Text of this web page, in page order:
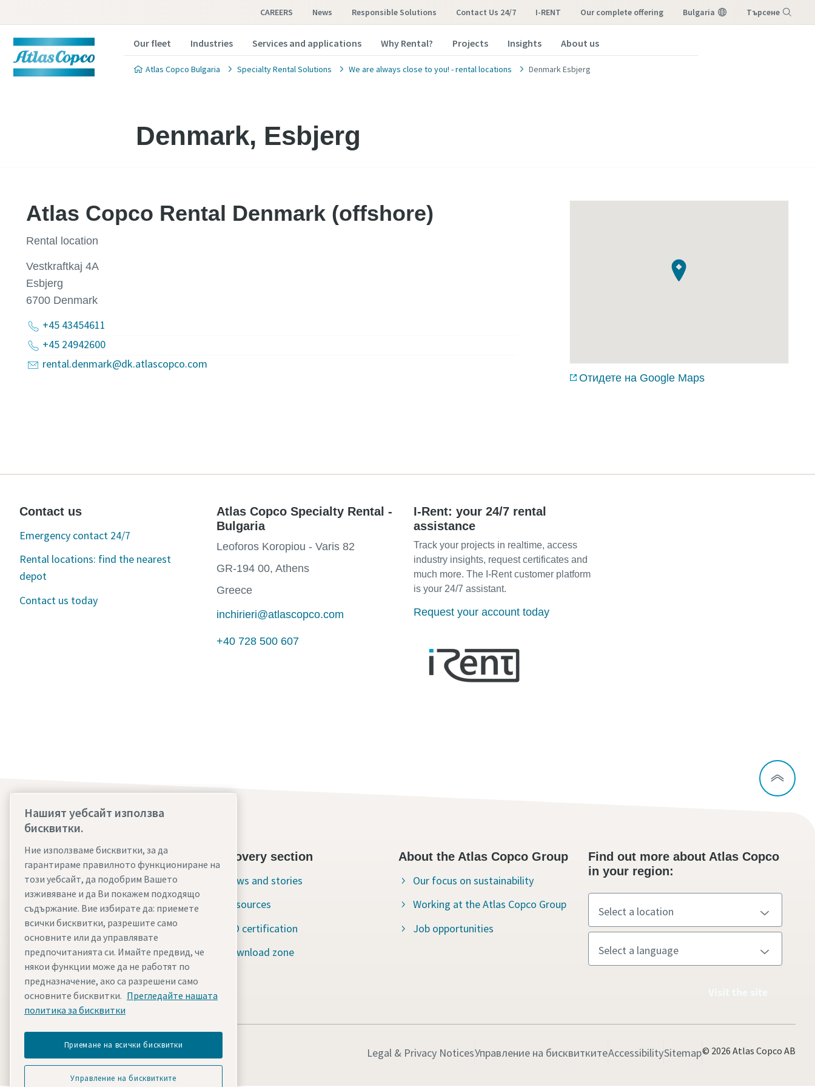
CAREERS News Responsible Solutions Contact Us 24/7 I-RENT our complete offering Bulgaria Търсене
Our fleet Industries Services and applications Why Rental? Projects Insights About us
Atlas Copco Bulgaria Specialty Rental Solutions We are always close to you! - rental locations Denmark Esbjerg
Denmark, Esbjerg
Atlas Copco Rental Denmark (offshore)
Rental location
Vestkraftkaj 4A
Esbjerg
6700 Denmark
+45 43454611
+45 24942600
rental.denmark@dk.atlascopco.com
Отидете на Google Maps
Contact us
Emergency contact 24/7
Rental locations: find the nearest
depot
Contact us today
Atlas Copco Specialty Rental -
Bulgaria
Leoforos Koropiou - Varis 82
GR-194 00, Athens
Greece
inchirieri@atlascopco.com
+40 728 500 607
I-Rent: your 24/7 rental
assistance
Track your projects in realtime, access
industry insights, request certificates and
much more. The I-Rent customer platform
is your 24/7 assistant.
Request your account today
Contact us today
24/7 Emergency support
Our services
Fleet
Industries
Why rental?
Discovery section
News and stories
Resources
ISO certification
Download zone
About the Atlas Copco Group
Our focus on sustainability
Working at the Atlas Copco Group
Job opportunities
Find out more about Atlas Copco
in your region:
Legal & Privacy NoticesУправление на бисквиткитеAccessibilitySitemap© 2026 Atlas Copco AB
Нашият уебсайт използва
бисквитки.
Ние използваме бисквитки, за да
гарантираме правилното функциониране на
този уебсайт, да подобрим Вашето
изживяване и да Ви покажем подходящо
съдържание. Вие избирате да: приемете
всички бисквитки, разрешите само
основните или да управлявате
предпочитанията си. Имайте предвид, че
някои функции може да не работят по
предназначение, ако са разрешени само
основните бисквитки. Прегледайте нашата
политика за бисквитки
Приемане на всички бисквитки
Управление на бисквитките